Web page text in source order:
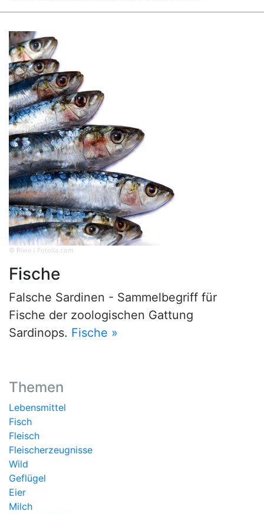
© Rixie / Fotolia.com
Fische
Falsche Sardinen - Sammelbegriff für
Fische der zoologischen Gattung
Sardinops. Fische »
Themen
Lebensmittel
Fisch
Fleisch
Fleischerzeugnisse
Wild
Geflügel
Eier
Milch